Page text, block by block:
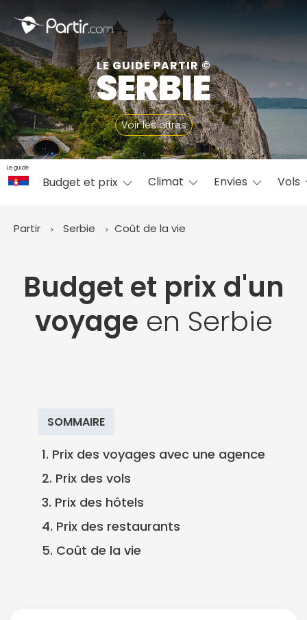
LE GUIDE PARTIR ©
SERBIE
Voir les offres
Le guide
Budget et prix Climat Envies Vols
Partir Serbie Coût de la vie
Budget et prix d'un
voyage en Serbie
SOMMAIRE
1. Prix des voyages avec une agence
2. Prix des vols
3. Prix des hôtels
4. Prix des restaurants
5. Coût de la vie
📍 Destinations populaires
☀️ Où partir par mois
Juillet
Août Septembre
Octobre